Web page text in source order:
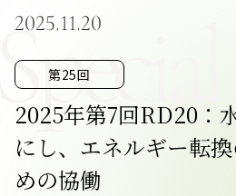
2024-リーダーズレコメンデーション2024
国際会議
2026 AI for Energy Workshop
ハイライト
お知らせ
2025.11.20
第25回
2025年第7回RD20：
にし、エネルギー転
めの協働